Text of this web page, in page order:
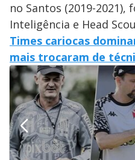
no Santos (2019-2021),
Inteligência e Head
Times cariocas
mais trocaram de